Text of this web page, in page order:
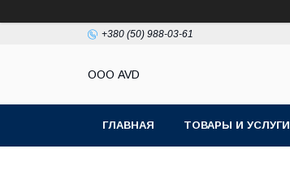
+380 (50) 988-03-61
ООО AVD
ГЛАВНАЯ ТОВАРЫ И УСЛУГИ